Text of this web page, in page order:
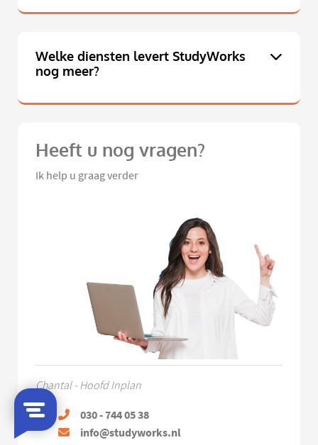
Welke diensten levert StudyWorks
nog meer?
Heeft u nog vragen?
Ik help u graag verder
Chantal - Hoofd Inplan
030 - 744 05 38
info@studyworks.nl